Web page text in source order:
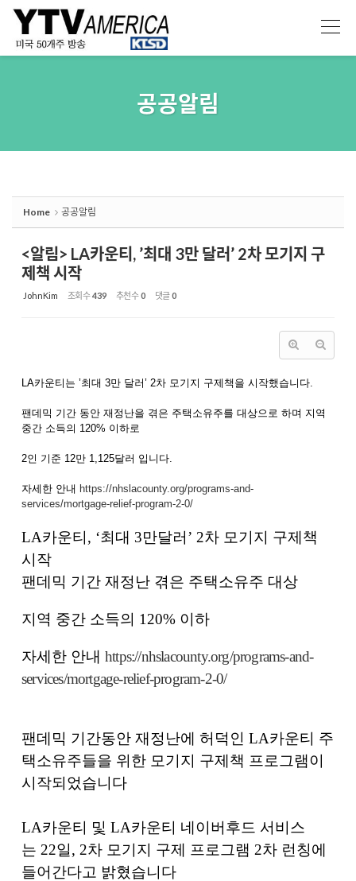
공공알림
Home 공공알림
<알림> LA카운티, ’최대 3만 달러’ 2차 모기지 구
제책 시작
JohnKim 조회 수439 추천 수0 댓글0
LA카운티는 ’최대 3만 달러’ 2차 모기지 구제책을 시작했습니다.
팬데믹 기간 동안 재정난을 겪은 주택소유주를 대상으로 하며 지역
중간 소득의 120% 이하로
2인 기준 12만 1,125달러 입니다.
자세한 안내 https://nhslacounty.org/programs-and-
services/mortgage-relief-program-2-0/
LA카운티 , ‘최대 3만달러 ’ 2차 모기지 구제책
시작
팬데믹 기간 재정난 겪은 주택소유주 대상
지역 중간 소득의 120% 이하
자세한 안내 https://nhslacounty.org/programs-and-
services/mortgage-relief-program-2-0/
팬데믹 기간동안 재정난에 허덕인 LA카운티 주
택소유주들을 위한 모기지 구제책 프로그램이
시작되었습니다
LA카운티 및 LA카운티 네이버후드 서비스
는 22일, 2차 모기지 구제 프로그램 2차 런칭에
들어간다고 밝혔습니다